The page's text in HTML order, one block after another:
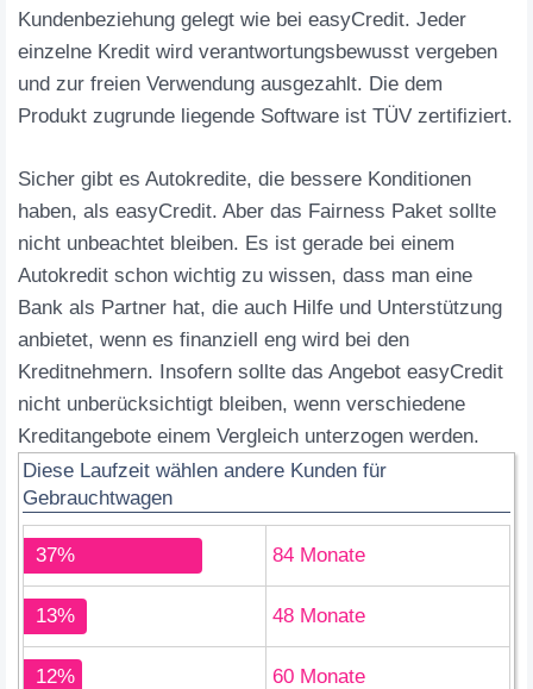
Kundenbeziehung gelegt wie bei easyCredit. Jeder
einzelne Kredit wird verantwortungsbewusst vergeben
und zur freien Verwendung ausgezahlt. Die dem
Produkt zugrunde liegende Software ist TÜV zertifiziert.
Sicher gibt es Autokredite, die bessere Konditionen
haben, als easyCredit. Aber das Fairness Paket sollte
nicht unbeachtet bleiben. Es ist gerade bei einem
Autokredit schon wichtig zu wissen, dass man eine
Bank als Partner hat, die auch Hilfe und Unterstützung
anbietet, wenn es finanziell eng wird bei den
Kreditnehmern. Insofern sollte das Angebot easyCredit
nicht unberücksichtigt bleiben, wenn verschiedene
Kreditangebote einem Vergleich unterzogen werden.
Diese Laufzeit wählen andere Kunden für
Gebrauchtwagen
37% 84 Monate
13% 48 Monate
12% 60 Monate